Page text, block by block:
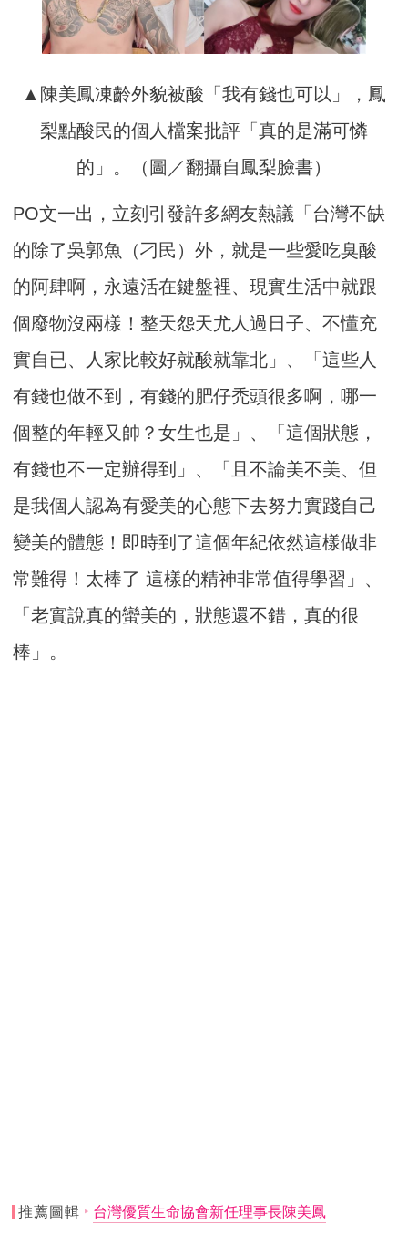
▲陳美鳳凍齡外貌被酸「我有錢也可以」，鳳
梨點酸民的個人檔案批評「真的是滿可憐
的」。（圖／翻攝自鳳梨臉書）
PO文一出，立刻引發許多網友熱議「台灣不缺
的除了吳郭魚（刁民）外，就是一些愛吃臭酸
的阿肆啊，永遠活在鍵盤裡、現實生活中就跟
個廢物沒兩樣！整天怨天尤人過日子、不懂充
實自已、人家比較好就酸就靠北」、「這些人
有錢也做不到，有錢的肥仔禿頭很多啊，哪一
個整的年輕又帥？女生也是」、「這個狀態，
有錢也不一定辦得到」、「且不論美不美、但
是我個人認為有愛美的心態下去努力實踐自己
變美的體態！即時到了這個年紀依然這樣做非
常難得！太棒了 這樣的精神非常值得學習」、
「老實說真的蠻美的，狀態還不錯，真的很
棒」。
推薦圖輯 台灣優質生命協會新任理事長陳美鳳